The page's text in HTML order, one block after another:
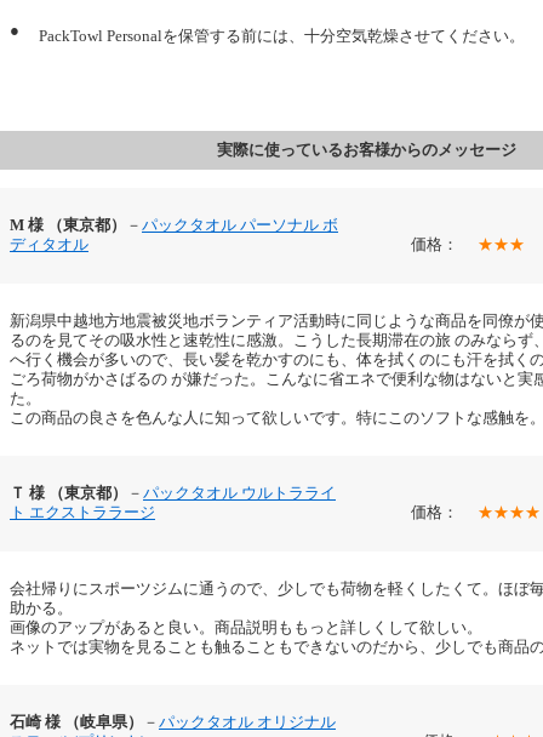
● PackTowl Personalを保管する前には、十分空気乾燥させてください。
実際に使っているお客様からのメッセージ
M 様 （東京都） － パックタオル パーソナル ボ
ディタオル
価格： ★★★
新潟県中越地方地震被災地ボランティア活動時に同じような商品を同僚が
るのを見てその吸水性と速乾性に感激。こうした長期滞在の旅 のみならず
へ行く機会が多いので、長い髪を乾かすのにも、体を拭くのにも汗を拭く
ごろ荷物がかさばるの が嫌だった。こんなに省エネで便利な物はないと実
た。
この商品の良さを色んな人に知って欲しいです。特にこのソフトな感触を
Ｔ 様 （東京都） － パックタオル ウルトラライ
ト エクストララージ
価格： ★★★★
会社帰りにスポーツジムに通うので、少しでも荷物を軽くしたくて。ほぼ
助かる。
画像のアップがあると良い。商品説明ももっと詳しくして欲しい。
ネットでは実物を見ることも触ることもできないのだから、少しでも商品
石崎 様 （岐阜県） － パックタオル オリジナル